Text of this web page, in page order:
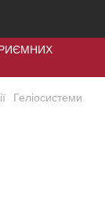
Гелiосистеми